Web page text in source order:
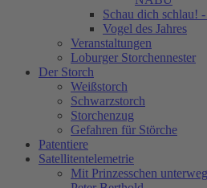
Schau dich schlau!
Vogel des Jahres
Veranstaltungen
Loburger Storchennester
Der Storch
Weißstorch
Schwarzstorch
Storchenzug
Gefahren für Störche
Patentiere
Satellitentelemetrie
Mit Prinzesschen